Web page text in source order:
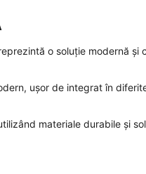
o soluție modernă
ușor de integrat în
materiale durabile și